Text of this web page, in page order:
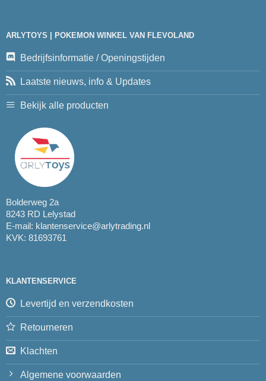
ARLYTOYS | POKEMON WINKEL VAN FLEVOLAND
Bedrijfsinformatie / Openingstijden
Laatste nieuws, info & Updates
Bekijk alle producten
Bolderweg 2a
8243 RD Lelystad
E-mail: klantenservice@arlytrading.nl
KVK: 81693761
KLANTENSERVICE
Levertijd en verzendkosten
Retourneren
Klachten
Algemene voorwaarden